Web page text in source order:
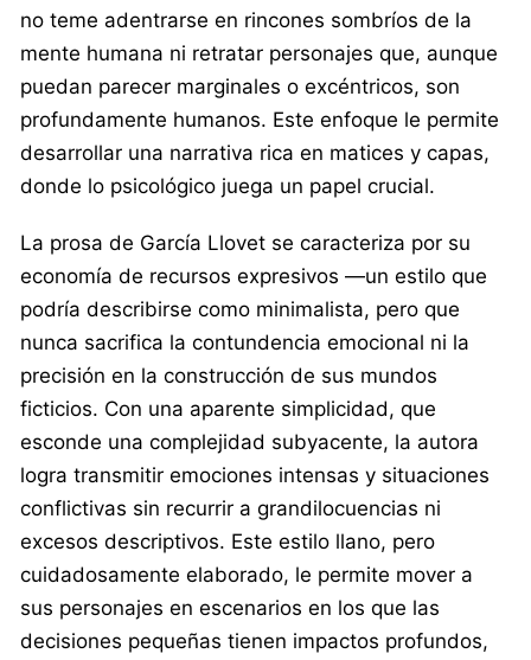
no teme adentrarse en rincones sombríos de la
mente humana ni retratar personajes que, aunque
puedan parecer marginales o excéntricos, son
profundamente humanos. Este enfoque le permite
desarrollar una narrativa rica en matices y capas,
donde lo psicológico juega un papel crucial.
La prosa de García Llovet se caracteriza por su
economía de recursos expresivos —un estilo que
podría describirse como minimalista, pero que
nunca sacrifica la contundencia emocional ni la
precisión en la construcción de sus mundos
ficticios. Con una aparente simplicidad, que
esconde una complejidad subyacente, la autora
logra transmitir emociones intensas y situaciones
conflictivas sin recurrir a grandilocuencias ni
excesos descriptivos. Este estilo llano, pero
cuidadosamente elaborado, le permite mover a
sus personajes en escenarios en los que las
decisiones pequeñas tienen impactos profundos,